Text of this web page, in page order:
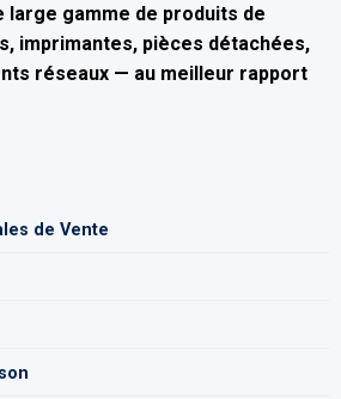
large gamme de produits de
imprimantes, pièces détachées,
réseaux — au meilleur rapport
de Vente